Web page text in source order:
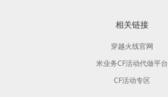
相关链接
穿越火线官网
米业务CF活动代做平台
CF活动专区